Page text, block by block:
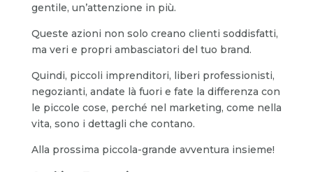
gentile, un’attenzione in più.
Queste azioni non solo creano clienti soddisfatti,
ma veri e propri ambasciatori del tuo brand.
Quindi, piccoli imprenditori, liberi professionisti,
negozianti, andate là fuori e fate la differenza con
le piccole cose, perché nel marketing, come nella
vita, sono i dettagli che contano.
Alla prossima piccola-grande avventura insieme!